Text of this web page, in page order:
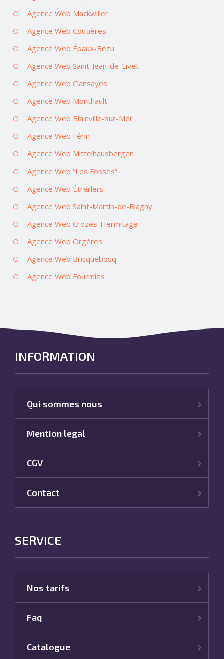
Agence Web Mackwiller
Agence Web Coutières
Agence Web Épaux-Bézu
Agence Web Saint-Jean-de-Livet
Agence Web Clansayes
Agence Web Monthault
Agence Web Blainville-sur-Mer
Agence Web Férin
Agence Web Mittelhausbergen
Agence Web “Les Fosses”
Agence Web Étreillers
Agence Web Saint-Martin-de-Blagny
Agence Web Crozes-Hermitage
Agence Web Orgères
Agence Web Bricquebosq
Agence Web Fourmies
INFORMATION
Qui sommes nous
Mention legal
CGV
Contact
SERVICE
Nos tarifs
Faq
Catalogue